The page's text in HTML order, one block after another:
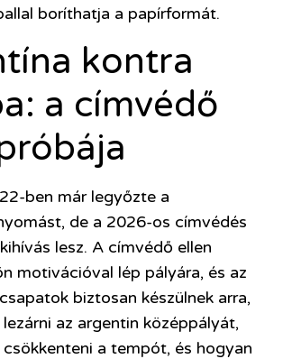
boríthatja a papírformát.
kontra
a címvédő
ben már legyőzte a
de a 2026-os címvédés
lesz. A címvédő ellen
motivációval lép pályára, és az
biztosan készülnek arra,
az argentin középpályát,
a tempót, és hogyan